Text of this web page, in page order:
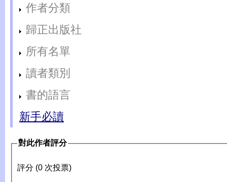
作者分類
歸正出版社
所有名單
讀者類別
書的語言
新手必讀
對此作者評分
評分 (0 次投票)